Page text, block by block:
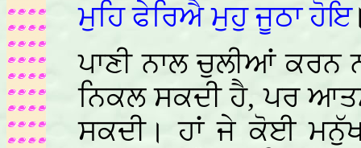
ਮੁਹਿ ਫੇਰਿਐ ਮੁਹੁ ਜੂਠਾ ਹੋਇ
ਪਾਣੀ ਨਾਲ ਚੁਲੀਆਂ ਕਰਨ
ਨਿਕਲ ਸਕਦੀ ਹੈ, ਪਰ
ਸਕਦੀ। ਹਾਂ ਜੇ ਕੋਈ